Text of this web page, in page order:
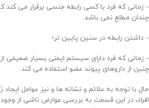
– زمانی که فرد با کسی رابطه جنسی برقرار می
چندان مطلع نمی باشد.
– داشتن رابطه در سنین پایین تر؛
چنین از داروهای پیوند عضو استفاده می کند.
حال با توجه به علائم و نشانه ها و نیز عوامل
افراد، در این قسمت به بررسی عوارض ناشی از وجود